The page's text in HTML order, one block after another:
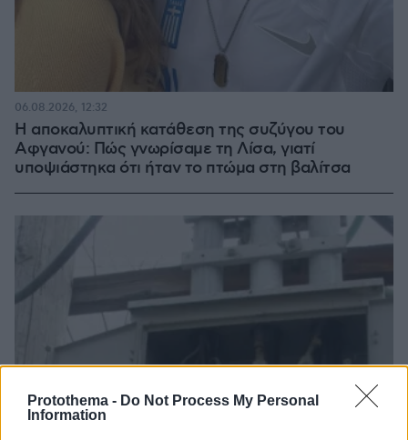
Protothema - Do Not Process My Personal
Information
Η αποκαλυπτική κατάθεση της συζύγου του
Αφγανού: Πώς γνωρίσαμε τη Λίσα, γιατί
υποψιάστηκα ότι ήταν το πτώμα στη βαλίτσα
06.08.2026, 12:32